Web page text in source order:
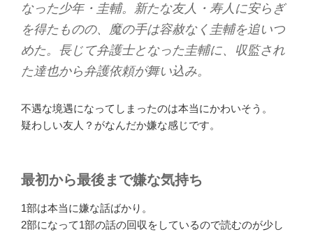
なった少年・圭輔。新たな友人・寿人に安らぎ
を得たものの、魔の手は容赦なく圭輔を追いつ
めた。長じて弁護士となった圭輔に、収監され
た達也から弁護依頼が舞い込み。
不遇な境遇になってしまったのは本当にかわいそう。
疑わしい友人？がなんだか嫌な感じです。
最初から最後まで嫌な気持ち
1部は本当に嫌な話ばかり。
2部になって1部の話の回収をしているので読むのが少し